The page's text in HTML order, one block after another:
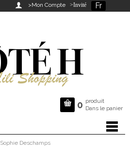
Fr
 >Mon Compte >Invité
 0 produit
Dans le panier
Sophie Deschamps